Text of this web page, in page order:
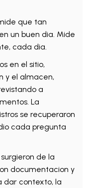
que tan
un buen dia. Mide
cada dia.
en el sitio,
y el almacen,
a
La
se recuperaron
cada pregunta
de la
documentacion y
dar contexto, la